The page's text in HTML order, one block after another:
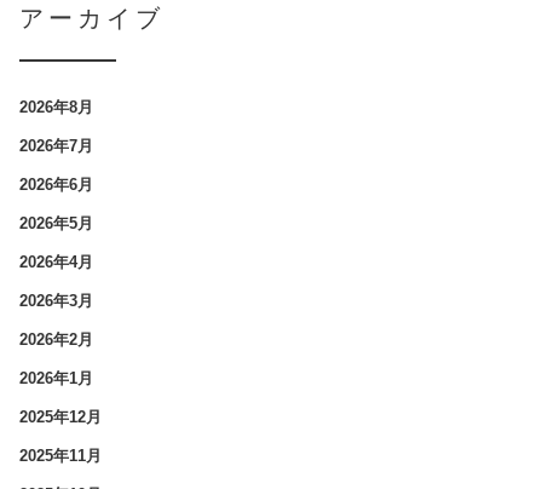
アーカイブ
2026年8月
2026年7月
2026年6月
2026年5月
2026年4月
2026年3月
2026年2月
2026年1月
2025年12月
2025年11月